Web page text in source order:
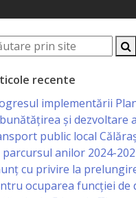
recente
implementării
și dezvoltare
public local
parcursul anilor 2024-
cu privire la
ocuparea funcţiei de